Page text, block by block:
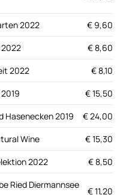
2022​​​​
€ 9,60
2022
€ 8,60
2022
€ 8,10
€ 15,50
Hasenecken 2019
€ 24,00
Wine​​​​
€ 15,30
2022
€ 8,50
Ried Diermannsee
€ 11,20